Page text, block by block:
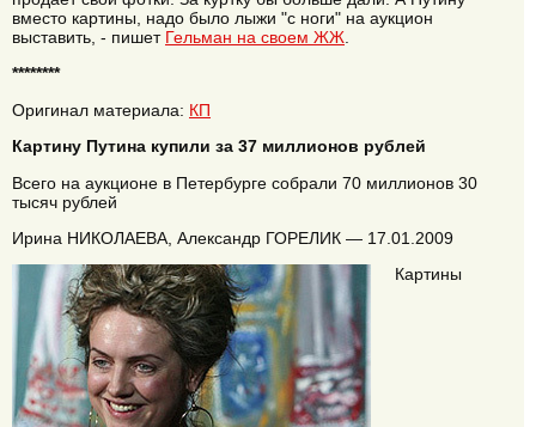
вместо картины, надо было лыжи "с ноги" на аукцион
выставить, - пишет Гельман на своем ЖЖ
********
Оригинал материала: КП
Картину Путина купили за 37 миллионов рублей
Всего на аукционе в Петербурге собрали 70 миллионов 30
тысяч рублей
Ирина НИКОЛАЕВА, Александр ГОРЕЛИК — 17.01.2009
Картины